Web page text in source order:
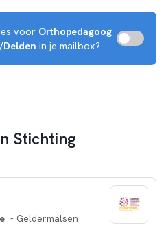
voor Orthopedagoog
in je mailbox?
Stichting
- Geldermalsen